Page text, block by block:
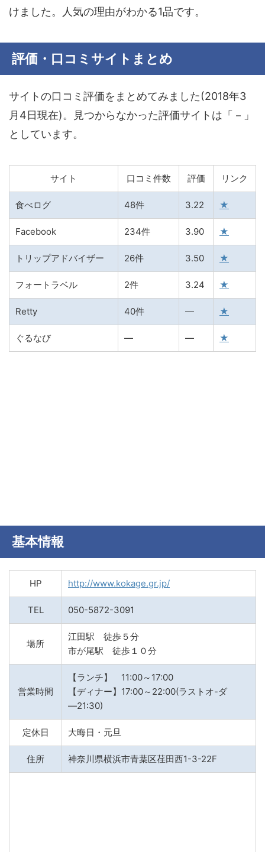
けました。人気の理由がわかる1品です。
評価・口コミサイトまとめ
サイトの口コミ評価をまとめてみました(2018年3
月4日現在)。見つからなかった評価サイトは「－」
としています。
サイト 口コミ件数 評価 リンク
食べログ 48件 3.22 ★
Facebook 234件 3.90 ★
トリップアドバイザー 26件 3.50 ★
フォートラベル 2件 3.24 ★
Retty 40件 ― ★
ぐるなび ― ― ★
基本情報
HP http://www.kokage.gr.jp/
TEL 050-5872-3091
場所
江田駅 徒歩５分
市が尾駅 徒歩１０分
営業時間
【ランチ】 11:00～17:00
【ディナー】17:00～22:00(ラストオ-ダ
―21:30)
定休日 大晦日・元旦
住所 神奈川県横浜市青葉区荏田西1-3-22F